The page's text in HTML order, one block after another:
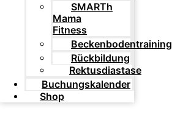
SMARTh
Mama
Fitness
Beckenbodentraining
Rückbildung
Rektusdiastase
Buchungskalender
Shop